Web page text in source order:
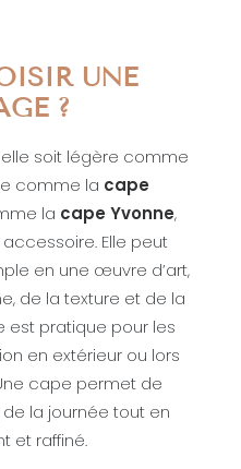
UNE
?
soit légère comme
comme la cape
la cape Yvonne,
Elle peut
en une œuvre d’art,
de la texture et de la
est pratique pour les
en extérieur ou lors
cape permet de
la journée tout en
et raffiné.